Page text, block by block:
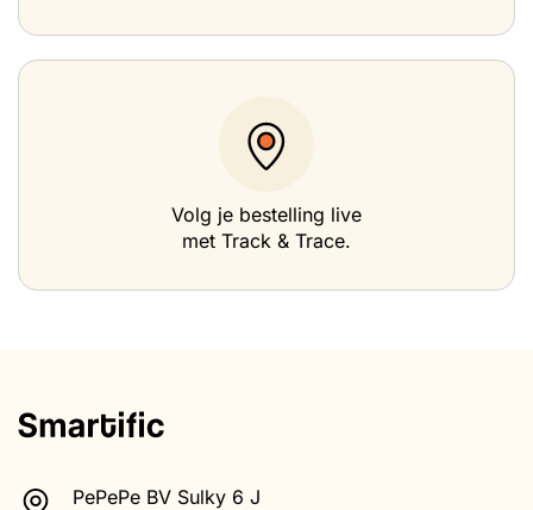
Volg je bestelling live
met Track & Trace.
PePePe BV Sulky 6 J